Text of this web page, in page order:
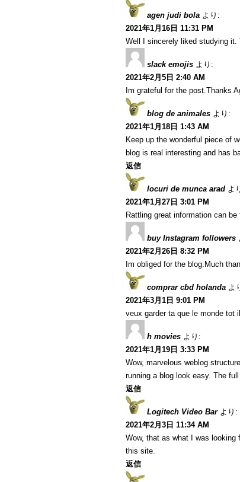
agen judi bola より:
2021年1月16日 11:31 PM
Well I sincerely liked studying it.
slack emojis より:
2021年2月5日 2:40 AM
Im grateful for the post.Thanks
blog de animales より:
2021年1月18日 1:43 AM
Keep up the wonderful piece of
blog is real interesting and has
返信
locuri de munca arad よ
2021年1月27日 3:01 PM
Rattling great information can be
buy Instagram followers
2021年2月26日 8:32 PM
Im obliged for the blog.Much
comprar cbd holanda よ
2021年3月1日 9:01 PM
veux garder ta que le monde tot
h movies より:
2021年1月19日 3:33 PM
Wow, marvelous weblog
running a blog look easy. The
返信
Logitech Video Bar より:
2021年2月3日 11:34 AM
Wow, that as what I was
this site.
返信